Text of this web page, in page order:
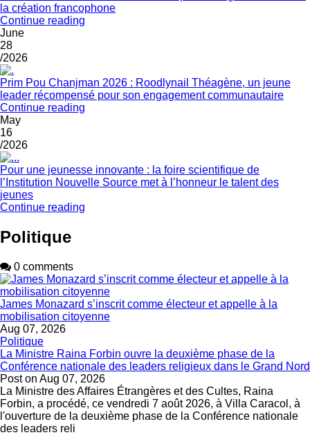
la création francophone
Continue reading
June
28
/2026
Prim Pou Chanjman 2026 : Roodlynail Théagène, un jeune
leader récompensé pour son engagement communautaire
Continue reading
May
16
/2026
Pour une jeunesse innovante : la foire scientifique de
l’Institution Nouvelle Source met à l’honneur le talent des
jeunes
Continue reading
Politique
0 comments
James Monazard s’inscrit comme électeur et appelle à la
mobilisation citoyenne
Aug 07, 2026
Politique
La Ministre Raina Forbin ouvre la deuxième phase de la
Conférence nationale des leaders religieux dans le Grand Nord
Post on Aug 07, 2026
La Ministre des Affaires Étrangères et des Cultes, Raina
Forbin, a procédé, ce vendredi 7 août 2026, à Villa Caracol, à
l'ouverture de la deuxième phase de la Conférence nationale
des leaders reli